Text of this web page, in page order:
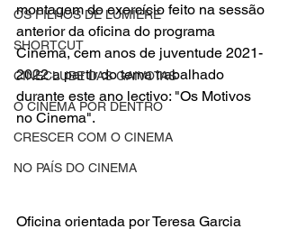
OS FILHOS DE LUMIÈRE
SHORTCUT
CINECLUBE DAS GAIVOTAS
O CINEMA POR DENTRO
CRESCER COM O CINEMA
NO PAÍS DO CINEMA
montagem do exercício feito na sessão
anterior da oficina do programa
Cinema, cem anos de juventude 2021-
2022 a partir do tema trabalhado
durante este ano lectivo: "Os Motivos
no Cinema".
Oficina orientada por Teresa Garcia